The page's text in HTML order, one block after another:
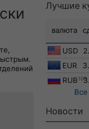
Лучшие
валюта
USD
EUR
RUB 100
Новости